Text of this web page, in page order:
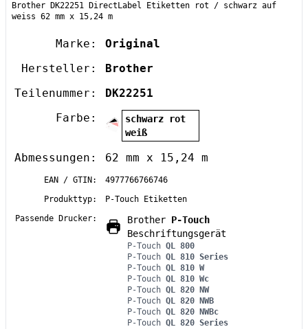
Brother DK22251 DirectLabel Etiketten rot / schwarz auf
weiss 62 mm x 15,24 m
Marke:
Original
Hersteller:
Brother
Teilenummer:
DK22251
Farbe:
schwarz rot
weiß
Abmessungen: 62 mm x 15,24 m
EAN / GTIN:
4977766766746
Produkttyp:
P-Touch Etiketten
Passende Drucker:
Brother P-Touch
Beschriftungsgerät
P-Touch QL 800
P-Touch QL 810 Series
P-Touch QL 810 W
P-Touch QL 810 Wc
P-Touch QL 820 NW
P-Touch QL 820 NWB
P-Touch QL 820 NWBc
P-Touch QL 820 Series